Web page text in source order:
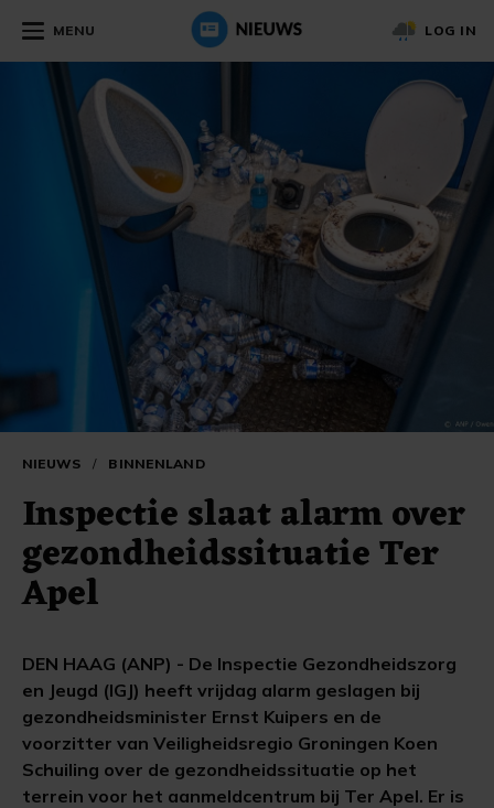
MENU LOG IN
NIEUWS / BINNENLAND
Inspectie slaat alarm over
gezondheidssituatie Ter
Apel
DEN HAAG (ANP) - De Inspectie Gezondheidszorg
en Jeugd (IGJ) heeft vrijdag alarm geslagen bij
gezondheidsminister Ernst Kuipers en de
voorzitter van Veiligheidsregio Groningen Koen
Schuiling over de gezondheidssituatie op het
terrein voor het aanmeldcentrum bij Ter Apel. Er is